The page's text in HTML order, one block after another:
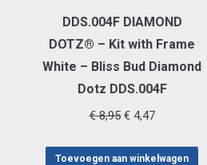
DDS.004F DIAMOND
DOTZ® – Kit with Frame
White – Bliss Bud Diamond
Dotz DDS.004F
€8,95 Oorspronkelijke
was:
€4,47Huidige
is:
Toevoegen aan winkelwagen